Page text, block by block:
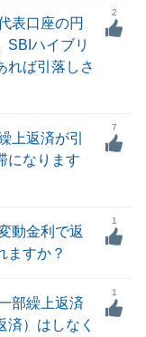
表口座の円
SBIハイブリ
れば引落しさ
2
上返済が引
になります
7
動金利で返
ますか？
1
部繰上返済
済）はしなく
1